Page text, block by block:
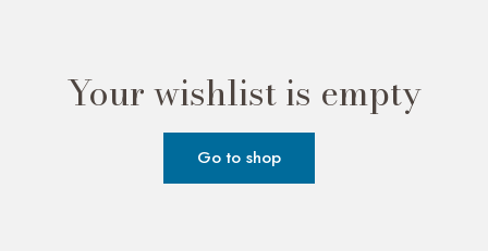
Your wishlist is empty
Go to shop